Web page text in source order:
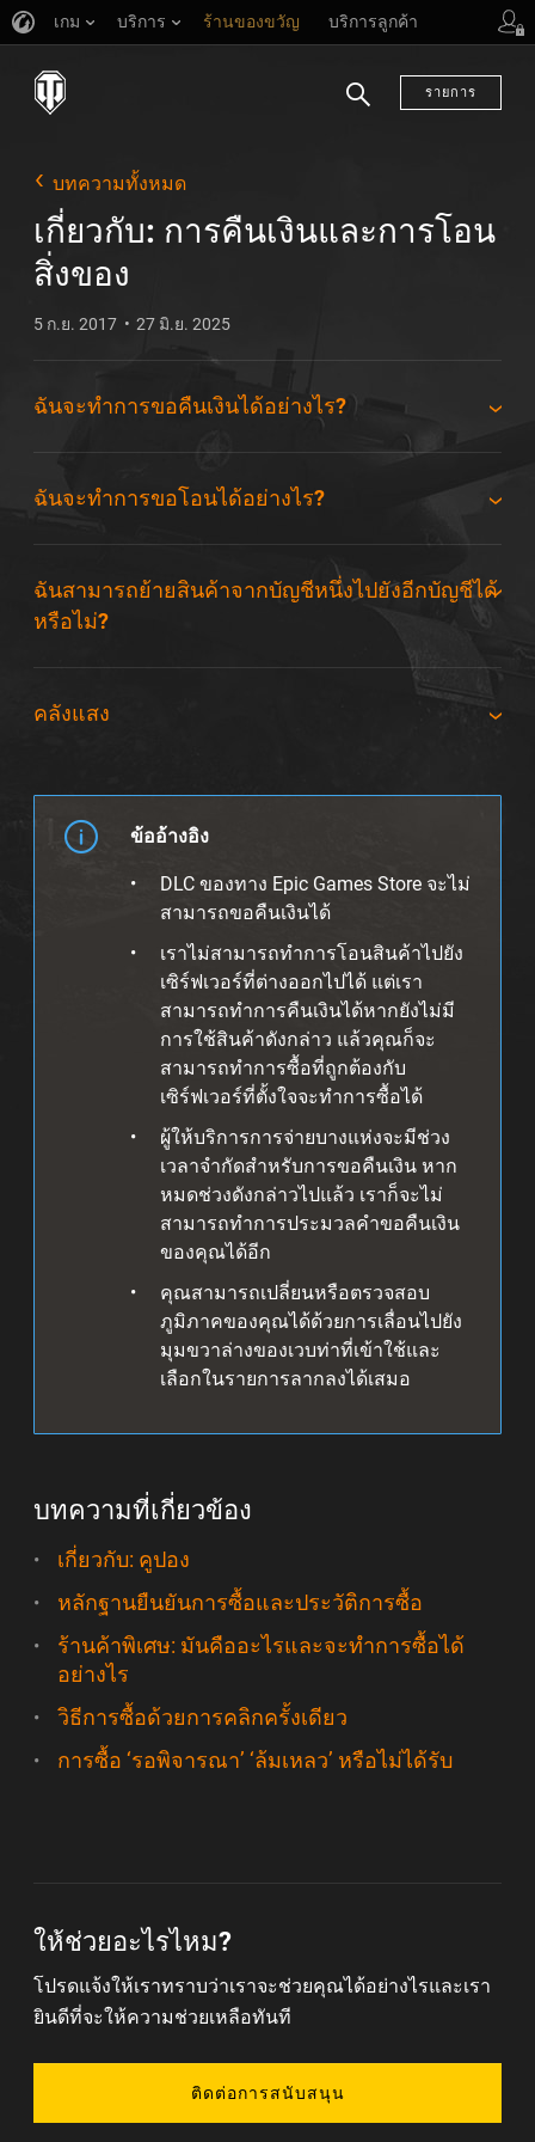
เกม บริการ ร้านของขวัญ บริการลูกค้า
รายการ
บทความทั้งหมด
เกี่ยวกับ: การคืนเงินและการโอน
สิ่งของ
5 ก.ย. 2017 27 มิ.ย. 2025
ฉันจะทำการขอคืนเงินได้อย่างไร?
ฉันจะทำการขอโอนได้อย่างไร?
ฉันสามารถย้ายสินค้าจากบัญชีหนึ่งไปยังอีกบัญชีได้
หรือไม่?
คลังแสง
ข้ออ้างอิง
DLC ของทาง Epic Games Store จะไม่
สามารถขอคืนเงินได้
เราไม่สามารถทำการโอนสินค้าไปยัง
เซิร์ฟเวอร์ที่ต่างออกไปได้ แต่เรา
สามารถทำการคืนเงินได้หากยังไม่มี
การใช้สินค้าดังกล่าว แล้วคุณก็จะ
สามารถทำการซื้อที่ถูกต้องกับ
เซิร์ฟเวอร์ที่ตั้งใจจะทำการซื้อได้
ผู้ให้บริการการจ่ายบางแห่งจะมีช่วง
เวลาจำกัดสำหรับการขอคืนเงิน หาก
หมดช่วงดังกล่าวไปแล้ว เราก็จะไม่
สามารถทำการประมวลคำขอคืนเงิน
ของคุณได้อีก
คุณสามารถเปลี่ยนหรือตรวจสอบ
ภูมิภาคของคุณได้ด้วยการเลื่อนไปยัง
มุมขวาล่างของเวบท่าที่เข้าใช้และ
เลือกในรายการลากลงได้เสมอ
บทความที่เกี่ยวข้อง
เกี่ยวกับ: คูปอง
หลักฐานยืนยันการซื้อและประวัติการซื้อ
ร้านค้าพิเศษ: มันคืออะไรและจะทำการซื้อได้
อย่างไร
วิธีการซื้อด้วยการคลิกครั้งเดียว
การซื้อ ‘รอพิจารณา’ ‘ล้มเหลว’ หรือไม่ได้รับ
ให้ช่วยอะไรไหม?
โปรดแจ้งให้เราทราบว่าเราจะช่วยคุณได้อย่างไรและเรา
ยินดีที่จะให้ความช่วยเหลือทันที
ติดต่อการสนับสนุน